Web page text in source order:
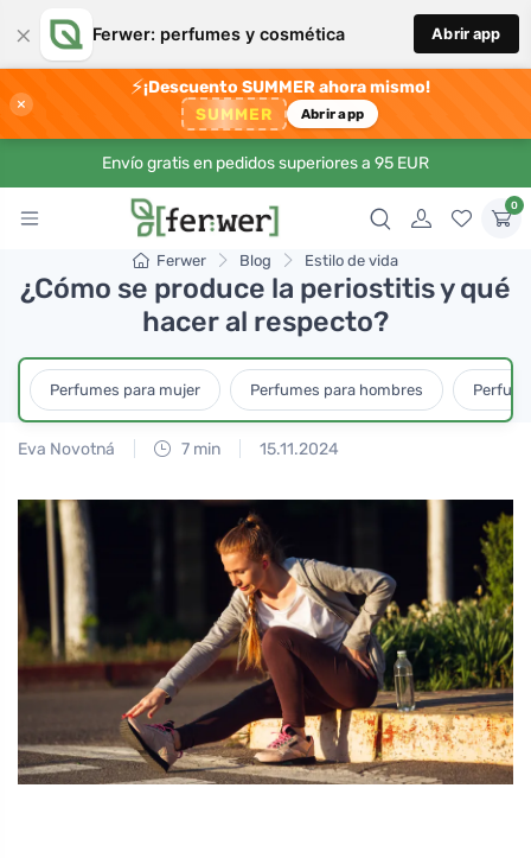
× Ferwer: perfumes y cosmética Abrir app
×
⚡¡Descuento SUMMER ahora mismo!
SUMMER Abrir app
Envío gratis en pedidos superiores a 95 EUR
0
Ferwer Blog Estilo de vida
¿Cómo se produce la periostitis y qué
hacer al respecto?
Perfumes para mujer Perfumes para hombres
Eva Novotná 7 min 15.11.2024